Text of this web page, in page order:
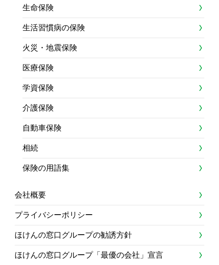
生命保険
生活習慣病の保険
火災・地震保険
医療保険
学資保険
介護保険
自動車保険
相続
保険の用語集
会社概要
プライバシーポリシー
ほけんの窓口グループの勧誘方針
ほけんの窓口グループ「最優の会社」宣言